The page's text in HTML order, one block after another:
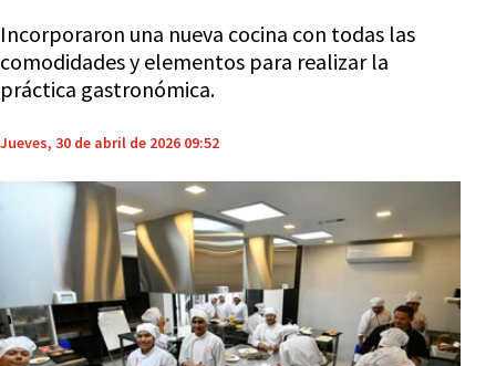
Incorporaron una nueva cocina con todas las
comodidades y elementos para realizar la
práctica gastronómica.
Jueves, 30 de abril de 2026 09:52